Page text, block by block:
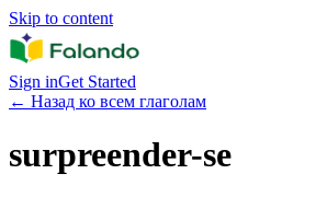
Skip to content
Sign inGet Started
← Назад ко всем глаголам
surpreender-se